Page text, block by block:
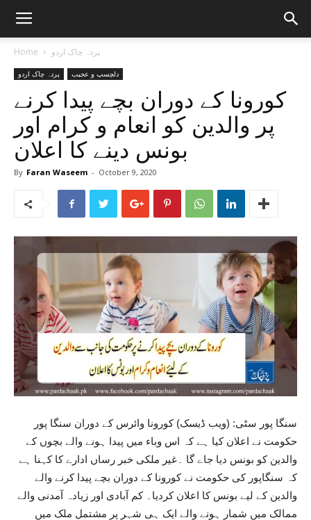
Home پردہ چاک اردو
پردہ چاک اردو دلچسپ و عجیب
کورونا کے دوران بچے پیدا کرنے
پر والدین کو انعام و کرام اور
بونس دینے کا اعلان
By Faran Waseem - October 9, 2020
سنگا پور سٹی: (ویب ڈیسک) کورونا وائرس کے دوران سنگا پور
حکومت نے اعلان کیا ہے کہ اس وباء میں پیدا ہونے والے بچوں کے
والدین کو بونس دیا جاے گا ۔غیر ملکی خبر رساں ادارے کا کہنا ہے
کہ سنگاپور کی حکومت نے کورونا کے دوران بچے پیدا کرنے والے
والدین کے لیے بونس کا اعلان کردیا۔ کم آبادی اور زیادہ آمدنی والے
ممالک میں شمار ہونے والے ایک ہی شہر پر مشتمل ملک میں